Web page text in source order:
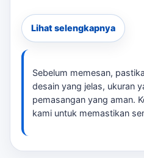
Risiko:Salah memilih ukuran
membuat promosi Anda
balon yang tidak hanya
membandingkan opsi yang
Balon Ciamis
bisa menjadi
ukuran, desain, dan jadwal.
Solusi:
Lihat selengkapnya
Sebelum memesan,
desain yang jelas, ukuran
pemasangan yang aman.
kami untuk memastikan